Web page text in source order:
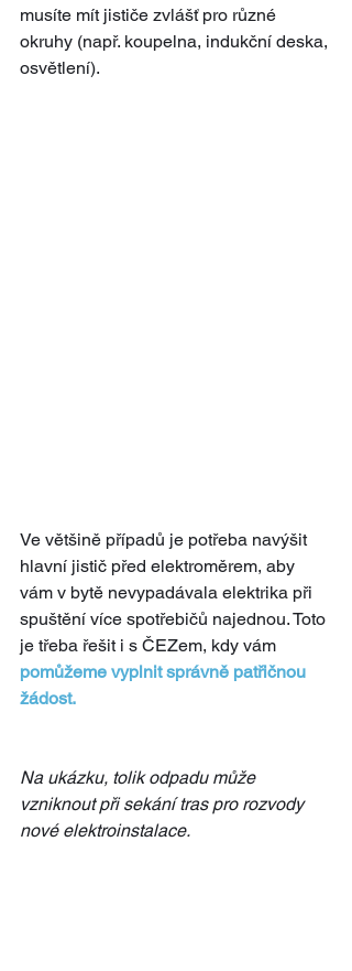
musíte mít jističe zvlášť pro různé
okruhy (např. koupelna, indukční deska,
osvětlení).
Ve většině případů je potřeba navýšit
hlavní jistič před elektroměrem, aby
vám v bytě nevypadávala elektrika při
spuštění více spotřebičů najednou. Toto
je třeba řešit i s ČEZem, kdy vám
pomůžeme vyplnit správně patřičnou
žádost.
Na ukázku, tolik odpadu může
vzniknout při sekání tras pro rozvody
nové elektroinstalace.